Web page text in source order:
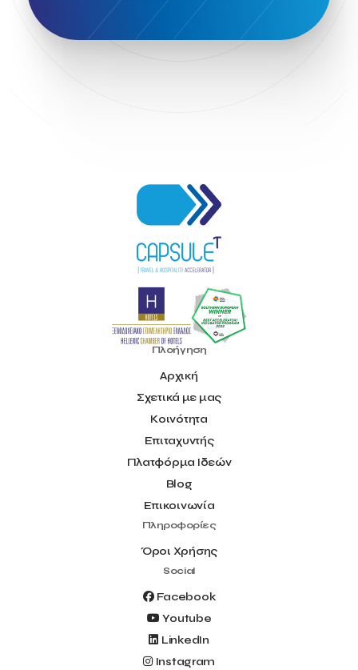
Πλοήγηση
Αρχική
Σχετικά με μας
Κοινότητα
Επιταχυντής
Πλατφόρμα Ιδεών
Blog
Επικοινωνία
Πληροφορίες
Όροι Χρήσης
Social
Facebook
Youtube
LinkedIn
Instagram